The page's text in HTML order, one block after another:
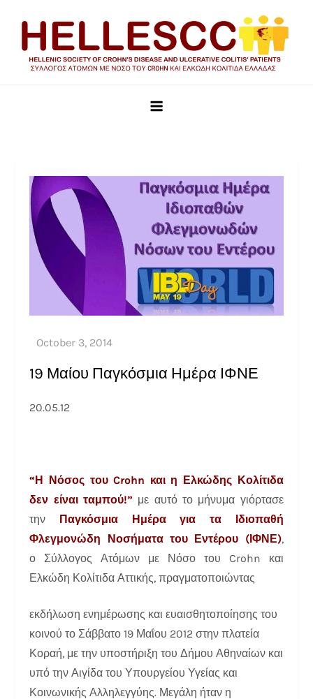
Ελλάδας
19 Μαίου Παγκόσμια Ημέρα ΙΦΝΕ
20.05.12
“Η Νόσος του Crohn και η Ελκώδης Κολίτιδα
δεν είναι ταμπού!” με αυτό το μήνυμα γιόρτασε
την Παγκόσμια Ημέρα για τα Ιδιοπαθή
Φλεγμονώδη Νοσήματα του Εντέρου (ΙΦΝΕ),
ο Σύλλογος Ατόμων με Νόσο του Crohn και
Ελκώδη Κολίτιδα Αττικής, πραγματοποιώντας
εκδήλωση ενημέρωσης και ευαισθητοποίησης του
κοινού το Σάββατο 19 Μαΐου 2012 στην πλατεία
Κοραή, με την υποστήριξη του Δήμου Αθηναίων και
υπό την Αιγίδα του Υπουργείου Υγείας και
Κοινωνικής Αλληλεγγύης. Μεγάλη ήταν η